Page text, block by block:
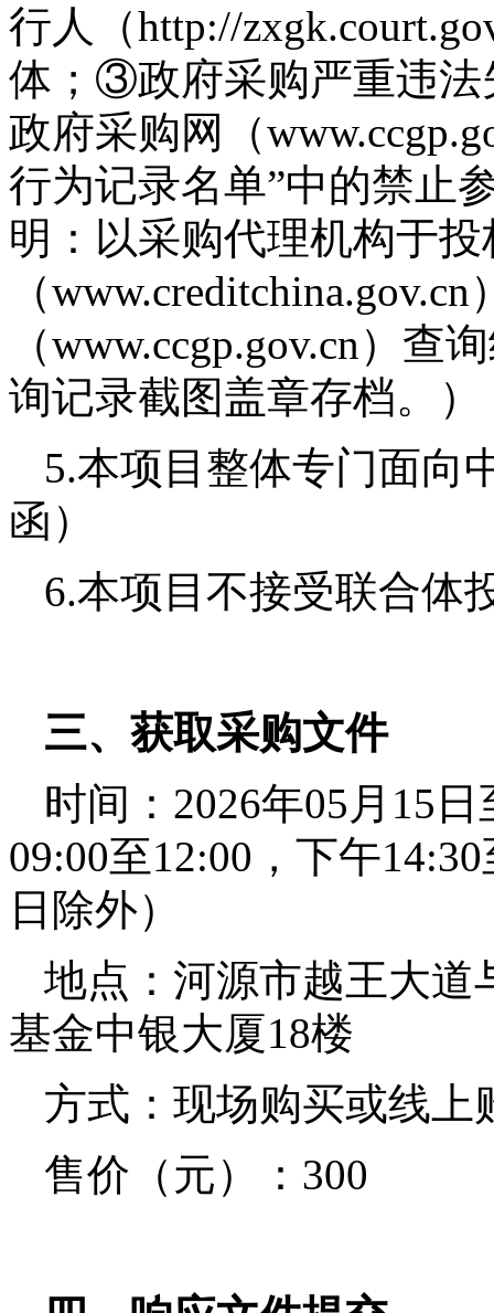
行人（http://
体；③政府采购严重违法
政府采购网（
行为记录名单”中的禁止
明：以采购代理机构于
（
（www.ccgp.gov.cn）查
询记录截图盖章存档。）
5.本项目整体专门面向
函）
6.本项目不接受联合体
三、获取采购文件
时间： 2026年05 月 15 日
09:00至12:00，下午
日除外）
地点：河源市越王大道
基金中银大厦18楼
方式：现场购买或线上
售价（元）： 300